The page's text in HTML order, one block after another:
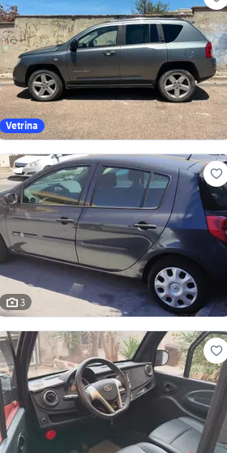
Vetrina
3